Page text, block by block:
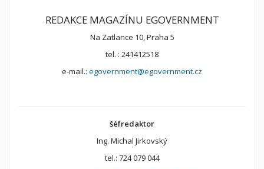
REDAKCE MAGAZÍNU EGOVERNMENT
Na Zatlance 10, Praha 5
tel. : 241412518
e-mail.: egovernment@egovernment.cz
šéfredaktor
Ing. Michal Jirkovský
tel.: 724 079 044